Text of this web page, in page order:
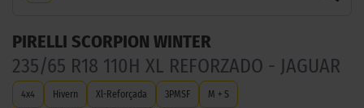
PIRELLI SCORPION WINTER
235/65 R18 110H XL REFORZADO - JAGUAR
4x4 Hivern Xl-Reforçada 3PMSF M + S